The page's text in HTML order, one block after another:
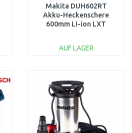
Makita DUH602RT
Akku-Heckenschere
600mm Li-ion LXT
AUF LAGER
Vergleichen